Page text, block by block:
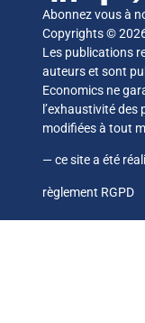
Abonnez vous à
Copyrights ©
Les publications
auteurs et sont
Economics ne
l’exhaustivité
modifiées à tout
— ce site a été
règlement RGPD